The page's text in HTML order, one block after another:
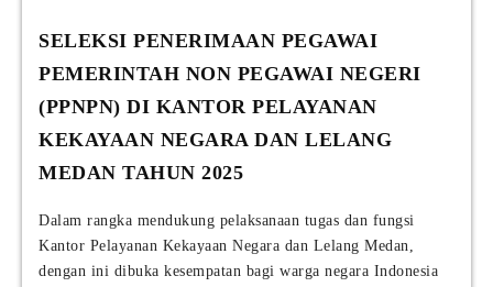
SELEKSI PENERIMAAN PEGAWAI
PEMERINTAH NON PEGAWAI NEGERI
(PPNPN) DI KANTOR PELAYANAN
KEKAYAAN NEGARA DAN LELANG
MEDAN TAHUN 2025
Dalam rangka mendukung pelaksanaan tugas dan fungsi
Kantor Pelayanan Kekayaan Negara dan Lelang Medan,
dengan ini dibuka kesempatan bagi warga negara Indonesia